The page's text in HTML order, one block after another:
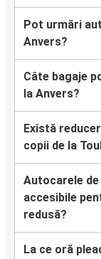
Pot urmări
Anvers?
Câte bagaje
la Anvers?
Există
copii de la
Autocarele
accesibile
redusă?
La ce oră